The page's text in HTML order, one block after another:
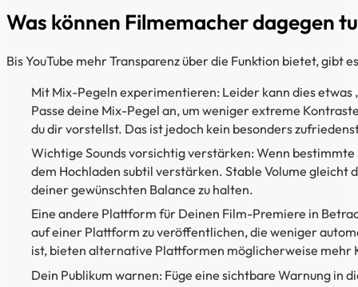
Was können Filmemacher dagegen
Bis YouTube mehr Transparenz über die Funktion bietet, gibt
Mit Mix-Pegeln experimentieren: Leider kann dies etwas
Passe deine Mix-Pegel an, um weniger extreme
du dir vorstellst. Das ist jedoch kein besonders
Wichtige Sounds vorsichtig verstärken: Wenn
dem Hochladen subtil verstärken. Stable Volume gleicht
deiner gewünschten Balance zu halten.
Eine andere Plattform für Deinen Film-Premiere in
auf einer Plattform zu veröffentlichen, die weniger
ist, bieten alternative Plattformen möglicherweise
Dein Publikum warnen: Füge eine sichtbare Warnung in